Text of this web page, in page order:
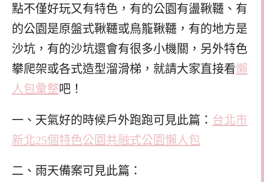
點不僅好玩又有特色，有的公園有盪鞦韆、有
的公園是原盤式鞦韆或鳥籠鞦韆，有的地方是
沙坑，有的沙坑還會有很多小機關，另外特色
攀爬架或各式造型溜滑梯，就請大家直接看懶
人包彙整吧！
一、天氣好的時候戶外跑跑可見此篇： 台北市
新北25個特色公園共融式公園懶人包
二、雨天備案可見此篇：